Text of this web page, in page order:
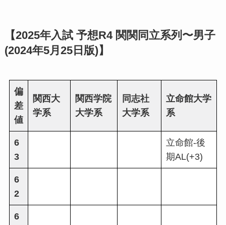
【2025年入試 予想R4 関関同立系列〜男子
(2024年5月25日版)】
偏
差
値
関西大
学系
関西学院
大学系
同志社
大学系
立命館大学
系
6
3
立命館-後
期AL(+3)
6
2
6